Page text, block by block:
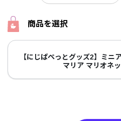
商品を選択
【にじぱぺっとグッズ2】ミニ
マリア マリオネ